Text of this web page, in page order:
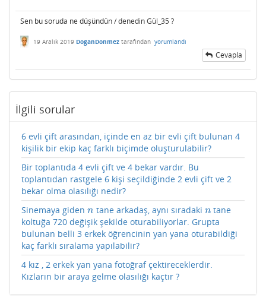
Sen bu soruda ne düşündün / denedin Gül_35 ?
19 Aralık 2019 DoganDonmez tarafından yorumlandı
Cevapla
İlgili sorular
6 evli çift arasından, içinde en az bir evli çift bulunan 4
kişilik bir ekip kaç farklı biçimde oluşturulabilir?
Bir toplantıda 4 evli çift ve 4 bekar vardır. Bu
toplantıdan rastgele 6 kişi seçildiğinde 2 evli çift ve 2
bekar olma olasılığı nedir?
Sinemaya giden n
n tane arkadaş, aynı sıradaki n
n tane
koltuğa 720 değişik şekilde oturabiliyorlar. Grupta
bulunan belli 3 erkek öğrencinin yan yana oturabildiği
kaç farklı sıralama yapılabilir?
4 kız , 2 erkek yan yana fotoğraf çektireceklerdir.
Kızların bir araya gelme olasılığı kaçtır ?